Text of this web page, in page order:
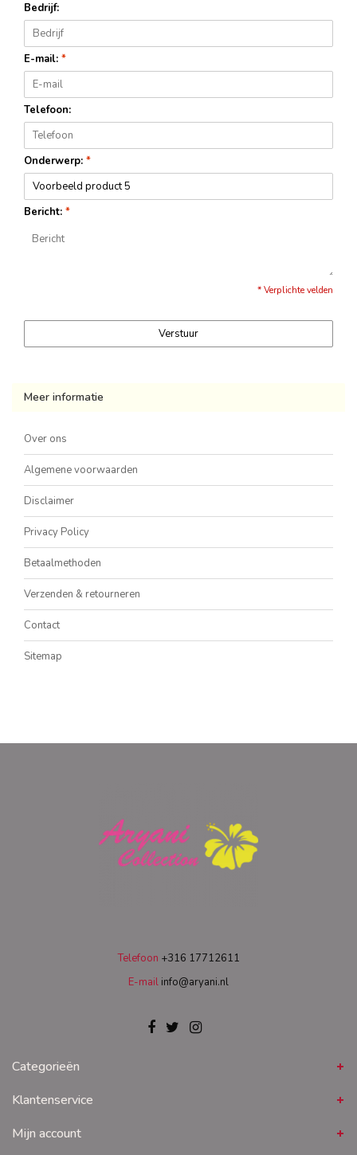
Bedrijf:
E-mail: *
Telefoon:
Onderwerp: *
Bericht: *
* Verplichte velden
Verstuur
Meer informatie
Over ons
Algemene voorwaarden
Disclaimer
Privacy Policy
Betaalmethoden
Verzenden & retourneren
Contact
Sitemap
Telefoon +316 17712611
E-mail info@aryani.nl
Categorieën
Klantenservice
Mijn account